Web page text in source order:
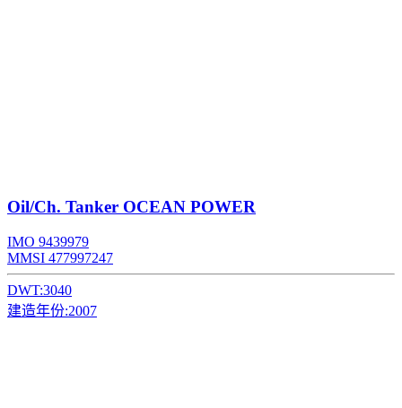
Oil/Ch. Tanker OCEAN POWER
IMO 9439979
MMSI 477997247
DWT:3040
建造年份:2007